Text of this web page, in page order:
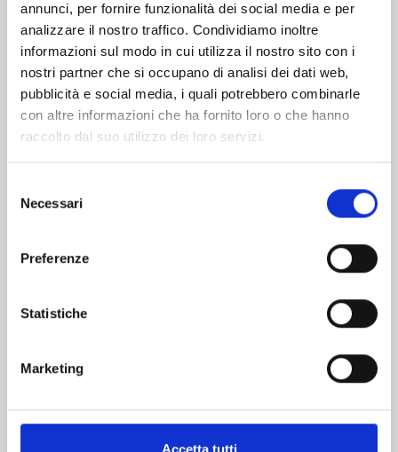
annunci, per fornire funzionalità dei social media e per
analizzare il nostro traffico. Condividiamo inoltre
informazioni sul modo in cui utilizza il nostro sito con i
nostri partner che si occupano di analisi dei dati web,
pubblicità e social media, i quali potrebbero combinarle
con altre informazioni che ha fornito loro o che hanno
raccolto dal suo utilizzo dei loro servizi.
delNecessari
Preferenze
Statistiche
Marketing
Accetta tutti